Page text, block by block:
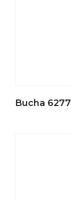
Bucha